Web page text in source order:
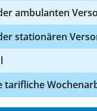
ambulanten
stationären
tarifliche